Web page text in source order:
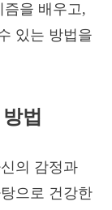
즘을 배우고,
있는 방법을
법
의 감정과
으로 건강한